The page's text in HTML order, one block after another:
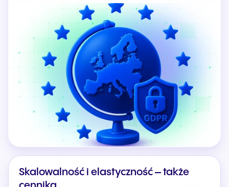
Skalowalność i elastyczność – także